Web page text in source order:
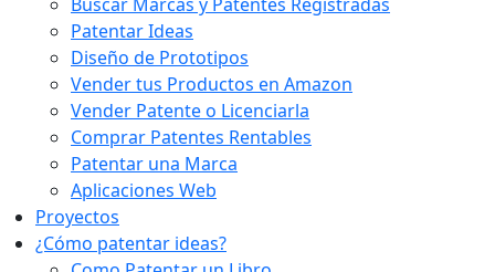
Patentar Ideas
Diseño de Prototipos
Vender tus Productos en Amazon
Vender Patente o Licenciarla
Comprar Patentes Rentables
Patentar una Marca
Aplicaciones Web
Proyectos
¿Cómo patentar ideas?